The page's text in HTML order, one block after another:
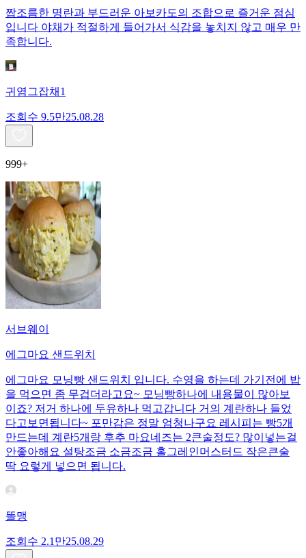
짭조름한 명란과 부드러운 아보카도의 조합으로 즐거운 점심
입니다 야채가 적절하게 들어가서 식감을 놓치지 않고 매우 만
족합니다.
귀염그잡채1
조회수 9.5만25.08.28
999+
서브웨이
에그마요 샌드위치
에그마요 모닝빵 샌드위치 입니다. 수영을 하는데 가기전에 밥
을 먹으면 좀 무겁더라고요~ 모닝빵하나에 내용물이 많아보
이죠? 저거 하나에 두유하나 먹고갑니다 거의 계란하나 들었
다고보면됩니다~ 포만감은 정말 엄청나구요 레시피는 빵5개
만드는데 계란5개랑 후추 마요네즈는 2큰술정도? 많이넣는걸
안좋아해요 설탕조금 소금조금 홀그레인머스터드 작은큰술
딱 요렇게 넣으면 됩니다.
똘맹
조회수 2.1만25.08.29